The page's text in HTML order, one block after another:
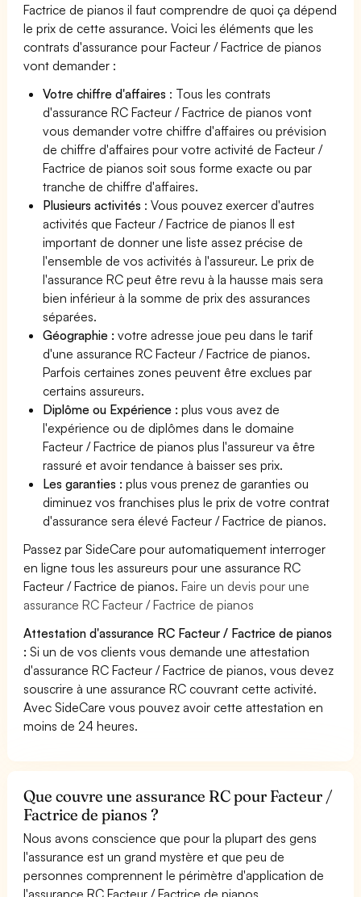
Factrice de pianos il faut comprendre de quoi ça dépend
le prix de cette assurance. Voici les éléments que les
contrats d'assurance pour Facteur / Factrice de pianos
vont demander :
Votre chiffre d'affaires : Tous les contrats
d'assurance RC Facteur / Factrice de pianos vont
vous demander votre chiffre d'affaires ou prévision
de chiffre d'affaires pour votre activité de Facteur /
Factrice de pianos soit sous forme exacte ou par
tranche de chiffre d'affaires.
Plusieurs activités : Vous pouvez exercer d'autres
activités que Facteur / Factrice de pianos Il est
important de donner une liste assez précise de
l'ensemble de vos activités à l'assureur. Le prix de
l'assurance RC peut être revu à la hausse mais sera
bien inférieur à la somme de prix des assurances
séparées.
Géographie :votre adresse joue peu dans le tarif
d'une assurance RC Facteur / Factrice de pianos.
Parfois certaines zones peuvent être exclues par
certains assureurs.
Diplôme ou Expérience :plus vous avez de
l'expérience ou de diplômes dans le domaine
Facteur / Factrice de pianos plus l'assureur va être
rassuré et avoir tendance à baisser ses prix.
Les garanties :plus vous prenez de garanties ou
diminuez vos franchises plus le prix de votre contrat
d'assurance sera élevé Facteur / Factrice de pianos.
Passez par SideCare pour automatiquement interroger
en ligne tous les assureurs pour une assurance RC
Facteur / Factrice de pianos.Faire un devis pour une
assurance RC Facteur / Factrice de pianos
Attestation d'assurance RC Facteur / Factrice de pianos
: Si un de vos clients vous demande une attestation
d'assurance RC Facteur / Factrice de pianos, vous devez
souscrire à une assurance RC couvrant cette activité.
Avec SideCare vous pouvez avoir cette attestation en
moins de 24 heures.
Que couvre une assurance RC pour Facteur /
Factrice de pianos ?
Nous avons conscience que pour la plupart des gens
l'assurance est un grand mystère et que peu de
personnes comprennent le périmètre d'application de
l'assurance RC Facteur / Factrice de pianos.